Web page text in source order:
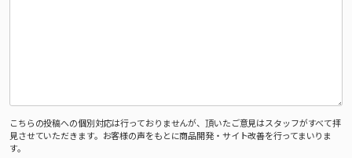
こちらの投稿への個別対応は行っておりませんが、頂いたご意見はスタッフがすべて拝
見させていただきます。お客様の声をもとに商品開発・サイト改善を行ってまいりま
す。